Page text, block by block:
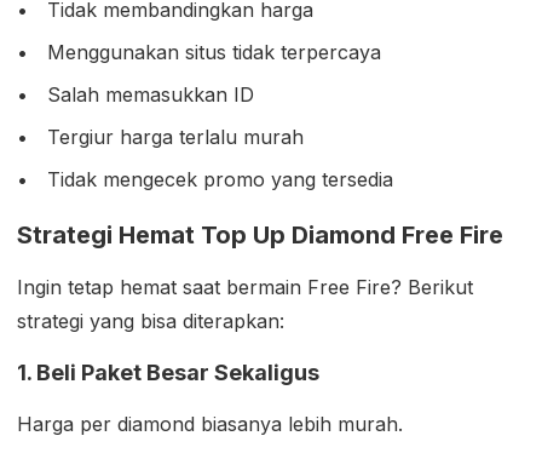
Tidak membandingkan harga
Menggunakan situs tidak terpercaya
Salah memasukkan ID
Tergiur harga terlalu murah
Tidak mengecek promo yang tersedia
Strategi Hemat Top Up Diamond Free Fire
Ingin tetap hemat saat bermain Free Fire? Berikut
strategi yang bisa diterapkan:
1. Beli Paket Besar Sekaligus
Harga per diamond biasanya lebih murah.